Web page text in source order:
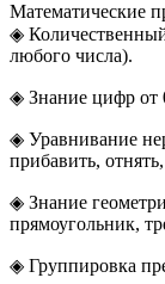
Математические
◈
любого числа).
◈ Знание цифр от
◈ Уравнивание
прибавить,
◈ Знание
прямоугольник,
◈ Группировка